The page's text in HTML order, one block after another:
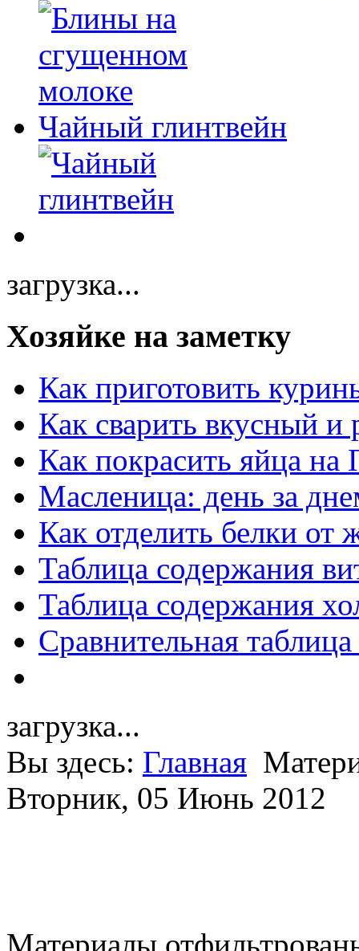
Чайный глинтвейн
загрузка...
Хозяйке на заметку
Как приготовить
Как сварить вкусный и
Как покрасить яйца на
Масленица: день за
Как отделить белки от
Таблица содержания
Таблица содержания
Сравнительная
загрузка...
Вы здесь: Главная
Вторник, 05 Июнь 2012